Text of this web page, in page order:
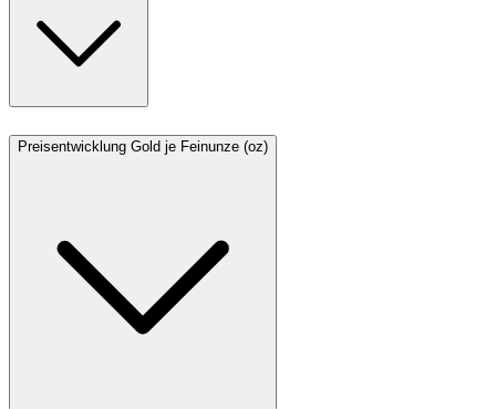
Preisentwicklung Gold je Feinunze (oz)